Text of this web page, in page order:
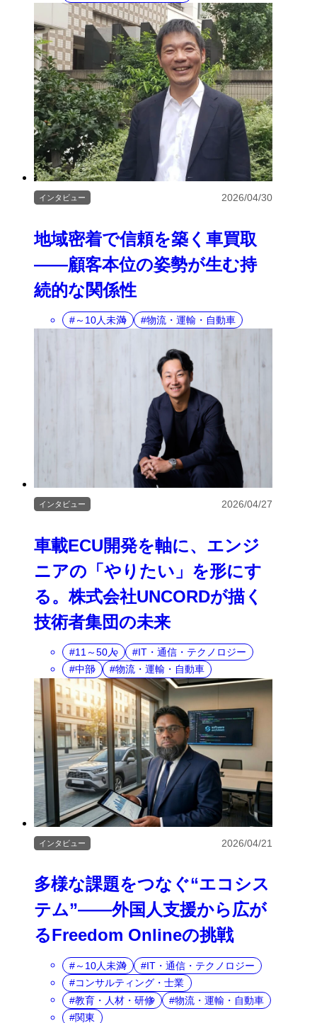
地域密着で信頼を築く車買取
――顧客本位の姿勢が生む持
続的な関係性
インタビュー 2026/04/30
～10人未満 物流・運輸・自動車
車載ECU開発を軸に、エンジ
ニアの「やりたい」を形にす
る。株式会社UNCORDが描く
技術者集団の未来
インタビュー 2026/04/27
11～50人
IT・通信・テクノロジー
中部
物流・運輸・自動車
多様な課題をつなぐ“エコシス
テム”――外国人支援から広が
るFreedom Onlineの挑戦
インタビュー 2026/04/21
～10人未満
IT・通信・テクノロジー
コンサルティング・士業
教育・人材・研修
物流・運輸・自動車
関東